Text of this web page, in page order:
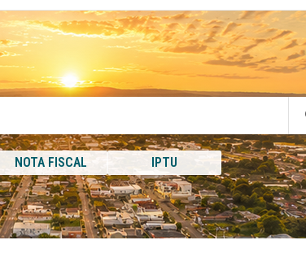
NOTA FISCAL IPTU